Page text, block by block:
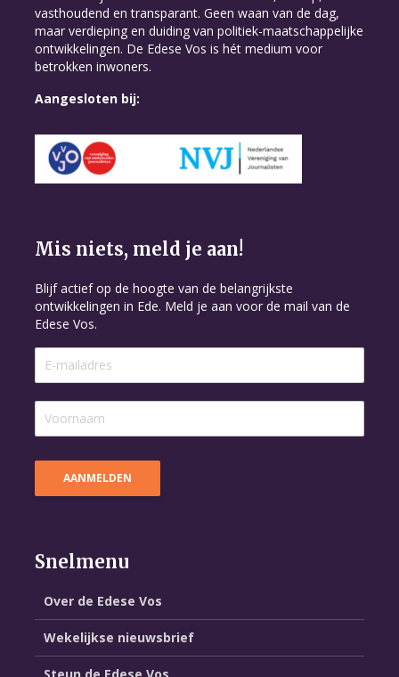
vasthoudend en transparant. Geen waan van de dag,
maar verdieping en duiding van politiek-maatschappelijke
ontwikkelingen. De Edese Vos is hét medium voor
betrokken inwoners.
Aangesloten bij:
Mis niets, meld je aan!
Blijf actief op de hoogte van de belangrijkste
ontwikkelingen in Ede. Meld je aan voor de mail van de
Edese Vos.
Snelmenu
Over de Edese Vos
Wekelijkse nieuwsbrief